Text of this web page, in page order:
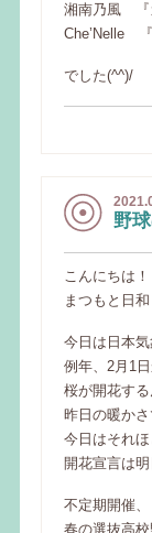
湘南乃風 『
Che’Nelle 『
でした(^^)/
野
こんにちは！
まつもと日
今日は日本
例年、2月1
桜が開花する
昨日の暖か
今日はそれほ
開花宣言は
不定期開催
春の選抜高校